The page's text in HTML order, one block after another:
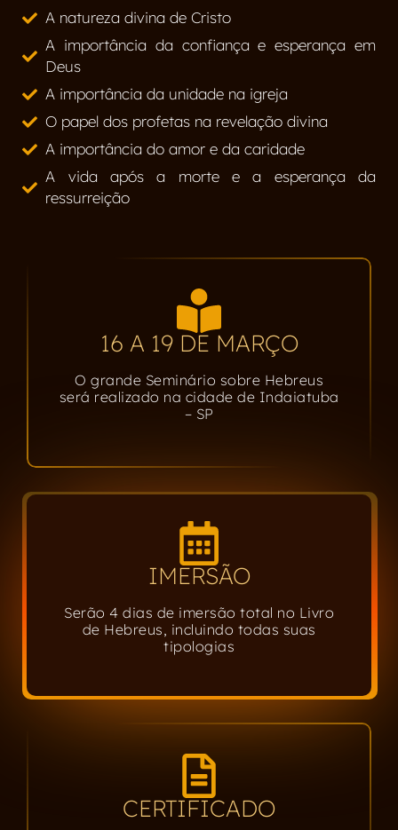
A natureza divina de Cristo
A importância da confiança e esperança em
Deus
A importância da unidade na igreja
O papel dos profetas na revelação divina
A importância do amor e da caridade
A vida após a morte e a esperança da
ressurreição
16 A 19 DE MARÇO
O grande Seminário sobre Hebreus
será realizado na cidade de Indaiatuba
– SP
IMERSÃO
Serão 4 dias de imersão total no Livro
de Hebreus, incluindo todas suas
tipologias
CERTIFICADO